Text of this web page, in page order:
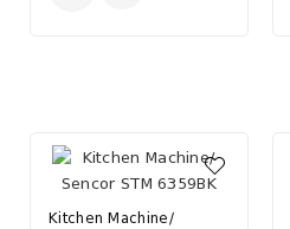
Kitchen Machine/